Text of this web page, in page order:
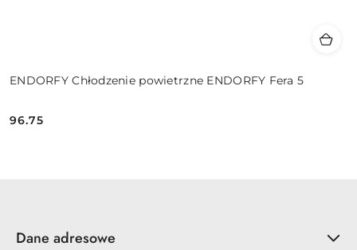
ENDORFY Chłodzenie powietrzne ENDORFY Fera 5
Cena:
96.75
Dane adresowe